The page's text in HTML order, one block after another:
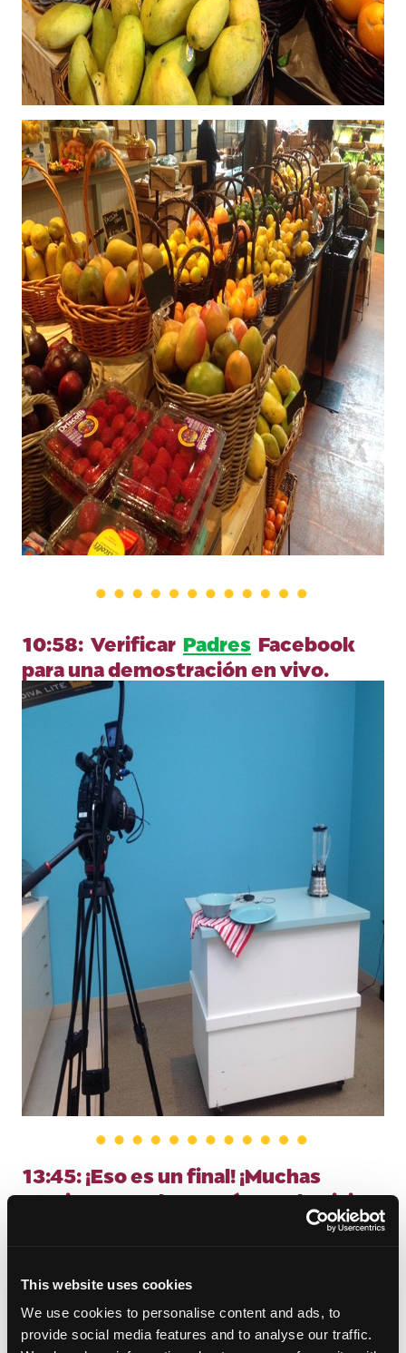
This website uses cookies
We use cookies to personalise content and ads, to
provide social media features and to analyse our traffic.
10:58: Verificar Padres Facebook
para una demostración en vivo.
13:45: ¡Eso es un final! ¡Muchas
gracias Raquel! ¡Asegúrese de visitar
Ayesha el 12 de mayo para conocer
The Rachael Ray Show